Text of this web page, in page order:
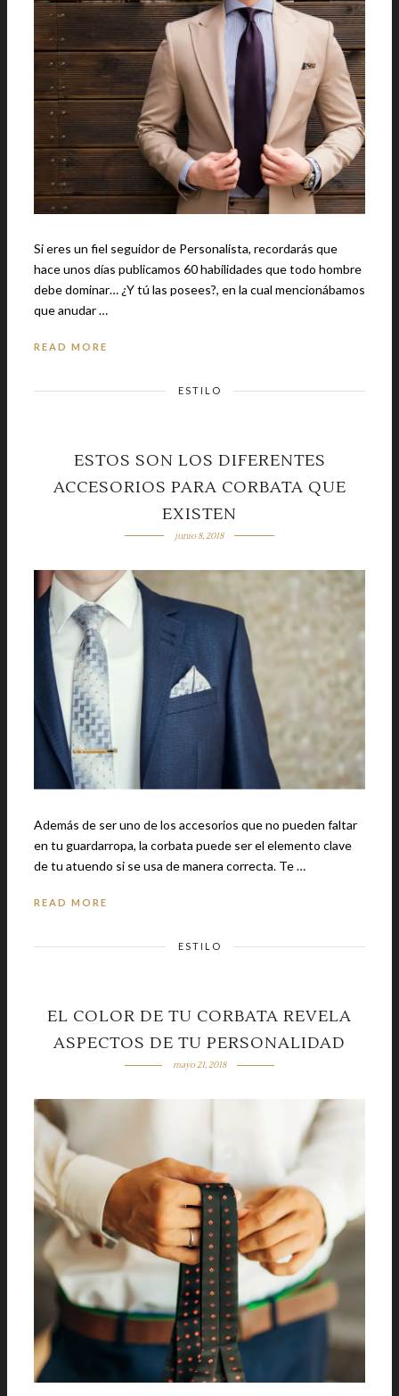
Si eres un fiel seguidor de Personalista, recordarás que
hace unos días publicamos 60 habilidades que todo hombre
debe dominar… ¿Y tú las posees?, en la cual mencionábamos
que anudar …
READ MORE
ESTILO
ESTOS SON LOS DIFERENTES
ACCESORIOS PARA CORBATA QUE
EXISTEN
junio 8, 2018
Además de ser uno de los accesorios que no pueden faltar
en tu guardarropa, la corbata puede ser el elemento clave
de tu atuendo si se usa de manera correcta. Te …
READ MORE
ESTILO
EL COLOR DE TU CORBATA REVELA
ASPECTOS DE TU PERSONALIDAD
mayo 21, 2018